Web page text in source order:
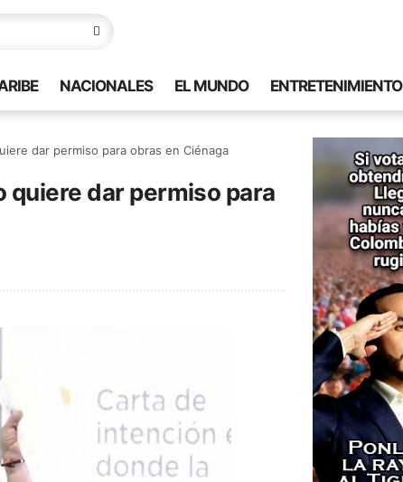
NACIONALES EL MUNDO ENTRETENIMIENTO
dar permiso para obras en Ciénaga
quiere dar permiso para